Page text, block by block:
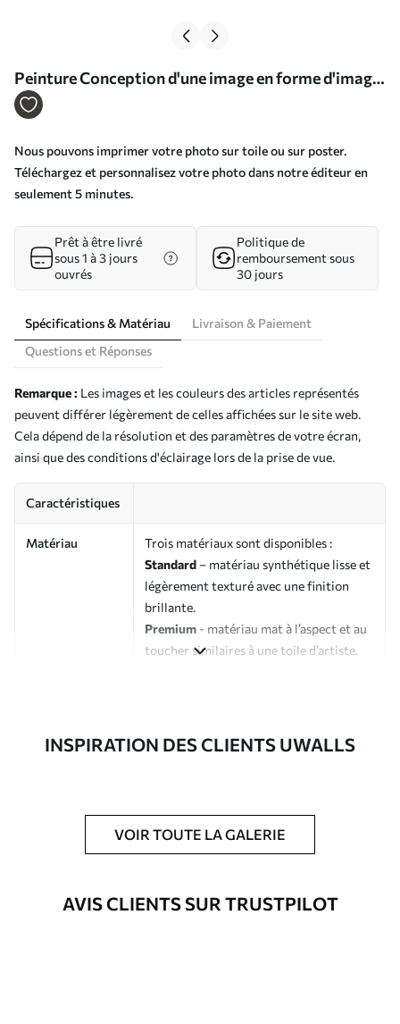
Peinture Conception d'une image en forme d'image
Art. s33467
Nous pouvons imprimer votre photo sur toile ou sur poster.
Téléchargez et personnalisez votre photo dans notre éditeur en
seulement 5 minutes.
Prêt à être livré
sous 1 à 3 jours
ouvrés
Politique de
remboursement sous
30 jours
Spécifications & Matériau
Livraison & Paiement
Questions et Réponses
Remarque : Les images et les couleurs des articles représentés
peuvent différer légèrement de celles affichées sur le site web.
Cela dépend de la résolution et des paramètres de votre écran,
ainsi que des conditions d'éclairage lors de la prise de vue.
Caractéristiques
Matériau
Trois matériaux sont disponibles :
Standard – matériau synthétique lisse et
légèrement texturé avec une finition
brillante.
Premium - matériau mat à l’aspect et au
toucher similaires à une toile d’artiste.
Possibilité d'ajouter un vernis
protecteur pour renforcer la durabilité
du tableau.
Matériaux disponibles
INSPIRATION DES CLIENTS UWALLS
VOIR TOUTE LA GALERIE
AVIS CLIENTS SUR TRUSTPILOT